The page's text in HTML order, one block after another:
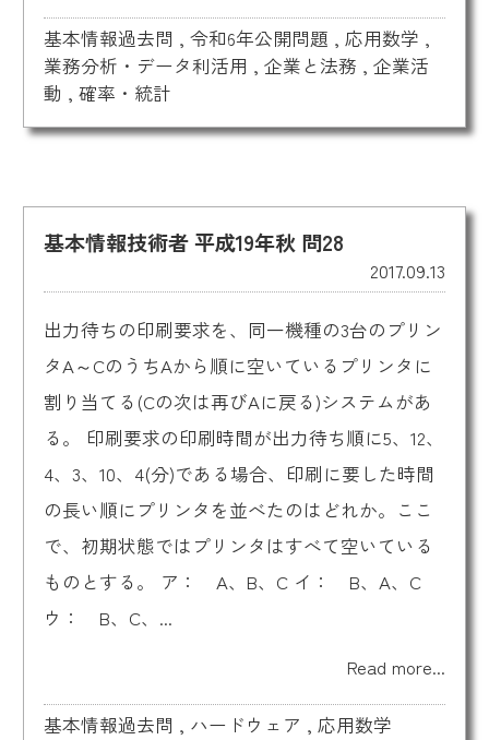
基本情報過去問 , 令和6年公開問題 , 応用数学 ,
業務分析・データ利活用 , 企業と法務 , 企業活
動 , 確率・統計
基本情報技術者 平成19年秋 問28
2017.09.13
出力待ちの印刷要求を、同一機種の3台のプリン
タA～CのうちAから順に空いているプリンタに
割り当てる(Cの次は再びAに戻る)システムがあ
る。 印刷要求の印刷時間が出力待ち順に5、12、
4、3、10、4(分)である場合、印刷に要した時間
の長い順にプリンタを並べたのはどれか。ここ
で、初期状態ではプリンタはすべて空いている
ものとする。 ア： A、B、C イ： B、A、C
ウ： B、C、...
Read more...
基本情報過去問 , ハードウェア , 応用数学